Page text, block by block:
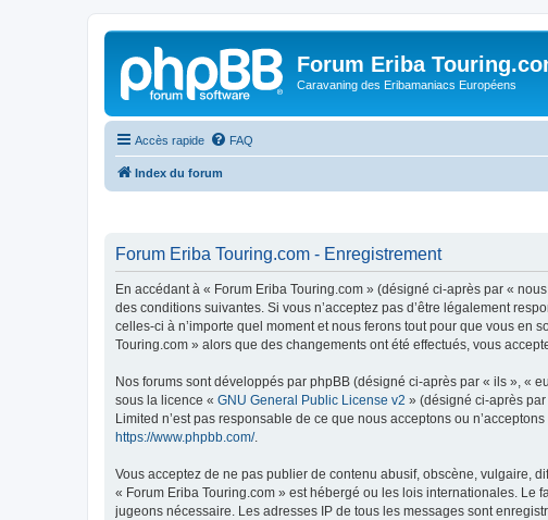
Forum Eriba
Caravaning des Eribamaniacs Européens
Accès rapide FAQ
Index du forum
Forum Eriba Touring.com - Enregistrement
En accédant à « Forum Eriba Touring.com » (désigné ci-après par «
des conditions suivantes. Si vous n’acceptez pas d’être légalement
celles-ci à n’importe quel moment et nous ferons tout pour que vous en
Touring.com » alors que des changements ont été effectués, vous
Nos forums sont développés par phpBB (désigné ci-après par « ils », «
sous la licence « GNU General Public License v2 » (désigné ci-après
Limited n’est pas responsable de ce que nous acceptons ou
https://www.phpbb.com/.
Vous acceptez de ne pas publier de contenu abusif, obscène, vulgaire,
« Forum Eriba Touring.com » est hébergé ou les lois internationales. Le
jugeons nécessaire. Les adresses IP de tous les messages sont